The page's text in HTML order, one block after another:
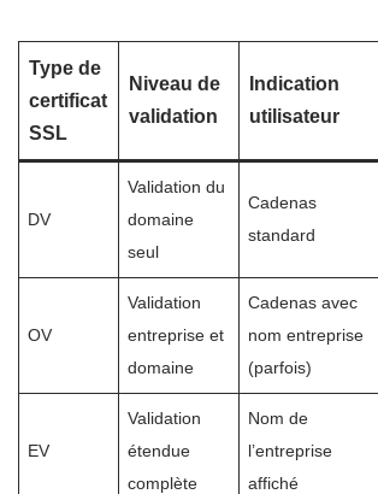
Type de
certificat
SSL
Niveau de
validation
Indication
utilisateur
DV
Validation du
domaine
seul
Cadenas
standard
OV
Validation
entreprise et
domaine
Cadenas avec
nom entreprise
(parfois)
EV
Validation
étendue
complète
Nom de
l’entreprise
affiché